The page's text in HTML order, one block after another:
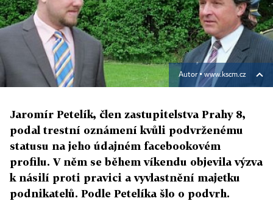
Autor ▪www.kscm.cz
Jaromír Petelík, člen zastupitelstva Prahy 8,
podal trestní oznámení kvůli podvrženému
statusu na jeho údajném facebookovém
profilu. V něm se během víkendu objevila výzva
k násilí proti pravici a vyvlastnění majetku
podnikatelů. Podle Petelíka šlo o podvrh.